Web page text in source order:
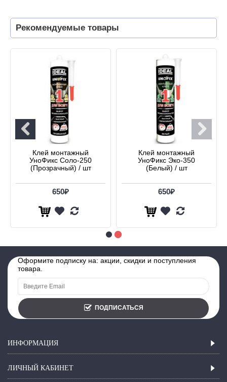
Рекомендуемые товары
Клей монтажный
УноФикс Соло-250
(Прозрачный) / шт
650₽
Клей монтажный
УноФикс Эко-350
(Белый) / шт
650₽
Оформите подписку на: акции, скидки и поступления
товара.
ПОДПИСАТЬСЯ
ИНФОРМАЦИЯ
ЛИЧНЫЙ КАБИНЕТ